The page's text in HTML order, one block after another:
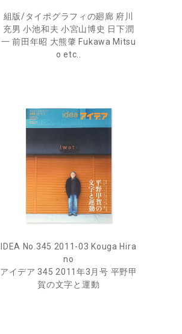
組版/タイポグラフィの廻廊 府川
充男 小池和夫 小宮山博史 日下潤
一 前田年昭 大熊肇 Fukawa Mitsu
o etc..
IDEA No.345 2011-03 Kouga Hira
no
アイデア 345 2011年3月号 平野甲
賀の文字と運動